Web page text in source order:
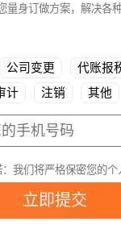
量身订做方案，解决各
公司变更
代账报
计 注销 其他
我们将严格保密您的个
立即提交